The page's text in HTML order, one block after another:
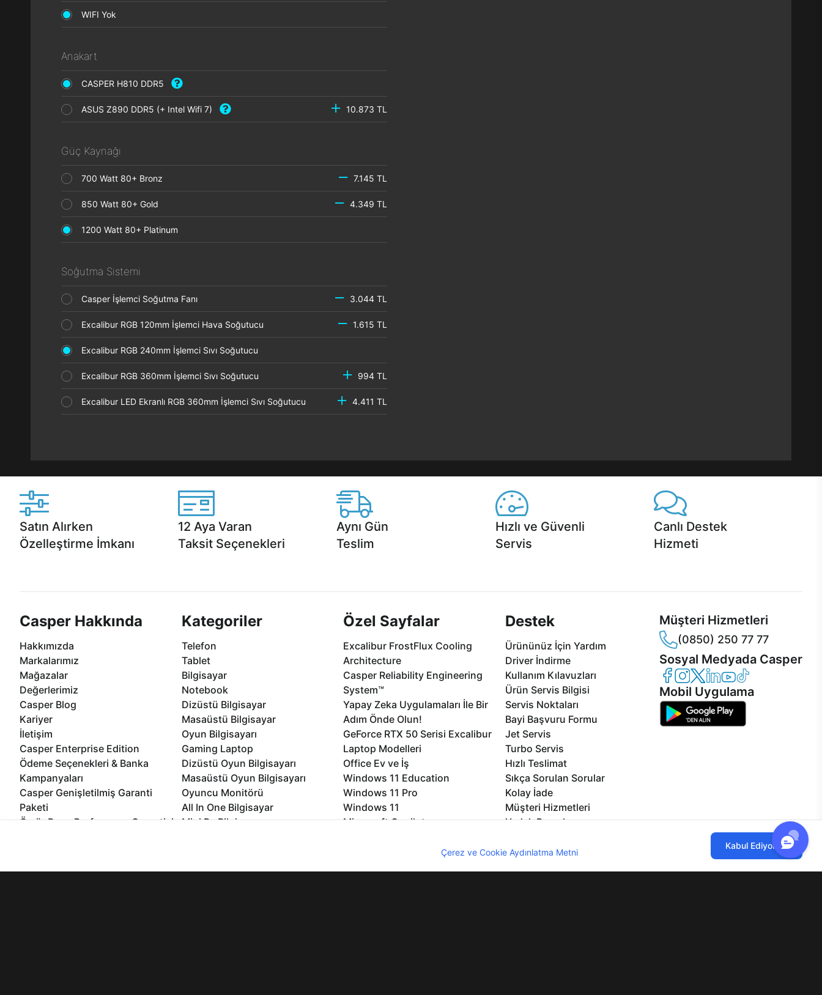
WIFI Yok
Anakart
CASPER H810 DDR5
ASUS Z890 DDR5 (+ Intel Wifi 7) 10.873 TL
Güç Kaynağı
700 Watt 80+ Bronz 7.145 TL
850 Watt 80+ Gold 4.349 TL
1200 Watt 80+ Platinum
Soğutma Sistemi
Casper İşlemci Soğutma Fanı 3.044 TL
Excalibur RGB 120mm İşlemci Hava Soğutucu 1.615 TL
Excalibur RGB 240mm İşlemci Sıvı Soğutucu
Excalibur RGB 360mm İşlemci Sıvı Soğutucu 994 TL
Excalibur LED Ekranlı RGB 360mm İşlemci Sıvı Soğutucu 4.411 TL
Satın Alırken
Özelleştirme İmkanı
12 Aya Varan
Taksit Seçenekleri
Aynı Gün
Teslim
Hızlı ve Güvenli
Servis
Canlı Destek
Hizmeti
Casper Hakkında
Hakkımızda
Markalarımız
Mağazalar
Değerlerimiz
Casper Blog
Kariyer
İletişim
Casper Enterprise Edition
Ödeme Seçenekleri & Banka
Kampanyaları
Casper Genişletilmiş Garanti
Paketi
Ömür Boyu Performans Garantisi
Kategoriler
Telefon
Tablet
Bilgisayar
Notebook
Dizüstü Bilgisayar
Masaüstü Bilgisayar
Oyun Bilgisayarı
Gaming Laptop
Dizüstü Oyun Bilgisayarı
Masaüstü Oyun Bilgisayarı
Oyuncu Monitörü
All In One Bilgisayar
Mini Pc Bilgisayar
Özel Sayfalar
Excalibur FrostFlux Cooling
Architecture
Casper Reliability Engineering
System™
Yapay Zeka Uygulamaları İle Bir
Adım Önde Olun!
GeForce RTX 50 Serisi Excalibur
Laptop Modelleri
Office Ev ve İş
Windows 11 Education
Windows 11 Pro
Windows 11
Microsoft Copilot
Nirvana Duvar Kağıtları
Destek
Ürününüz İçin Yardım
Driver İndirme
Kullanım Kılavuzları
Ürün Servis Bilgisi
Servis Noktaları
Bayi Başvuru Formu
Jet Servis
Turbo Servis
Hızlı Teslimat
Sıkça Sorulan Sorular
Kolay İade
Müşteri Hizmetleri
Yedek Parçalar
Yasal Gereklilikler
Müşteri Hizmetleri
(0850) 250 77 77
Sosyal Medyada Casper
Casper Facebook
Casper Instagram
Casper Twitter
Casper LinkedIn
Casper YouTube
Casper TikTok
Mobil Uygulama
Çerez ve Cookie Aydınlatma Metni
Kabul Ediyorum